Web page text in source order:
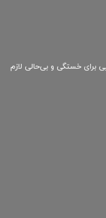
خستگی و بی‌حالی لازم